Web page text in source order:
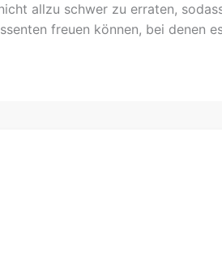
allzu schwer zu erraten,
freuen können, bei denen